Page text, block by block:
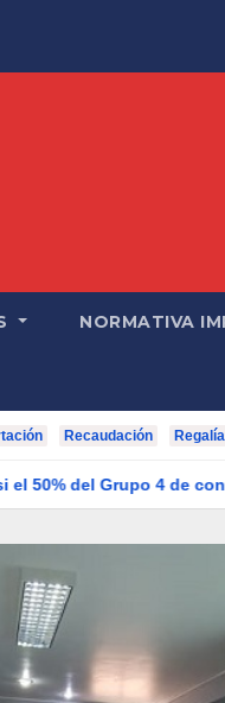
NORMATIVA
Recaudación
4 de contribuyentes